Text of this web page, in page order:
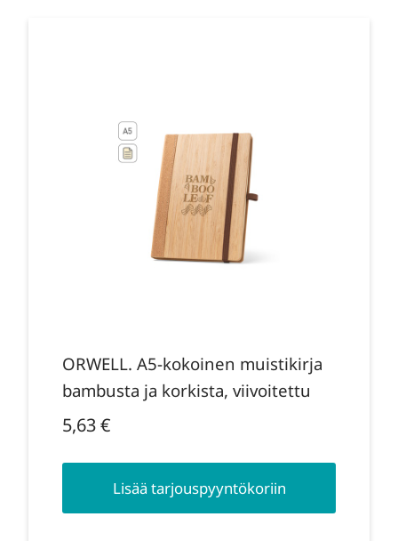
ORWELL. A5-kokoinen muistikirja
bambusta ja korkista, viivoitettu
5,63€
Lisää tarjouspyyntökoriin